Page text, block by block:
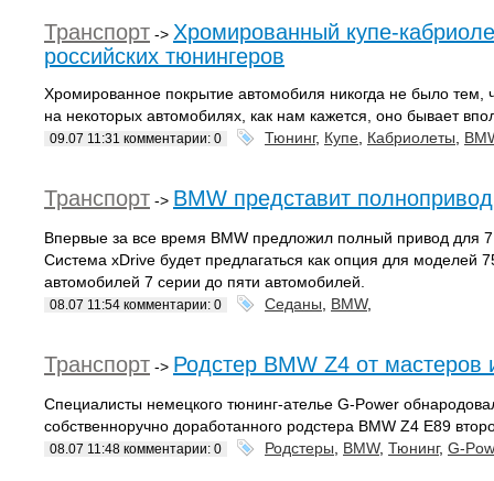
Транспорт -> Хромированный купе-
российских тюнингеров
Хромированное покрытие автомобиля никогда не было тем,
на некоторых автомобилях, как нам кажется, оно бывает
09.07 11:31 комментарии: 0 Тюнинг, Купе Кабриолеты
Транспорт -> BMW представит
Впервые за все время BMW предложил полный привод для
Система xDrive будет предлагаться как опция для моделей
автомобилей 7 серии до пяти автомобилей.
08.07 11:54 комментарии: 0 Седаны BMW,
Транспорт -> Родстер BMW Z4 от мастеров
Специалисты немецкого тюнинг-ателье G-Power
собственноручно доработанного родстера BMW Z4 E89
08.07 11:48 комментарии: 0 Родстеры BMW, Тюнинг, G-